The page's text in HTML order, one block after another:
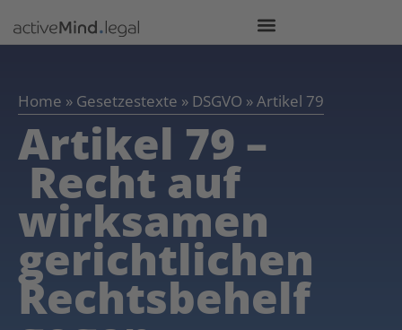
Home » Gesetzestexte » DSGVO »Artikel 79
Artikel 79 –
Recht auf
wirksamen
gerichtlichen
Rechtsbehelf